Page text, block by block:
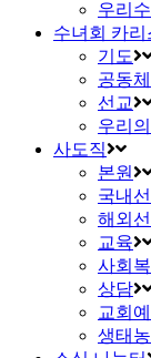
우리
수녀회 카리
기도
공동체
선교
우리
사도직
본원
국내
해외
교육
사회복
상담
교회
생태